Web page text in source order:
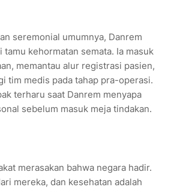
seremonial umumnya, Danrem
tamu kehormatan semata. Ia masuk
memantau alur registrasi pasien,
tim medis pada tahap pra-operasi.
terharu saat Danrem menyapa
sebelum masuk meja tindakan.
merasakan bahwa negara hadir.
mereka, dan kesehatan adalah